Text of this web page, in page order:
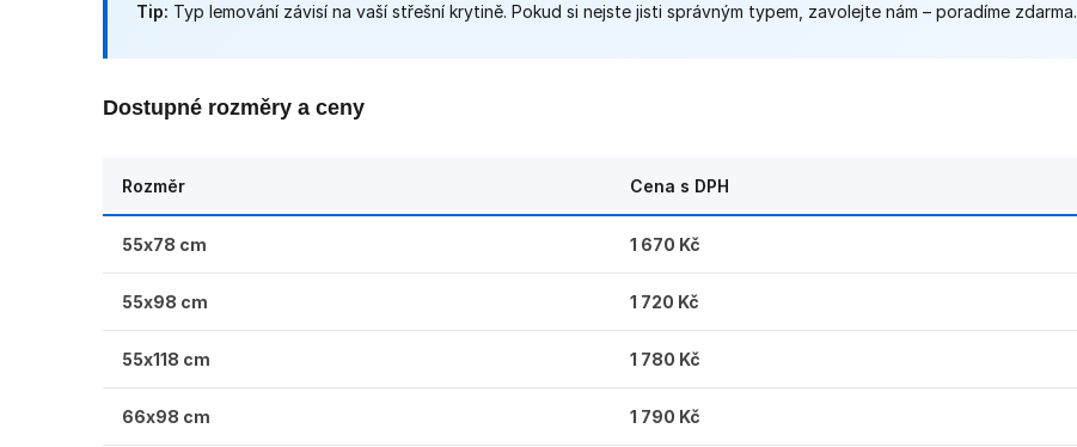
Tip: Typ lemování závisí na vaší střešní krytině. Pokud si nejste jisti správným typem, zavolejte nám – poradíme zdarma.
Dostupné rozměry a ceny
Rozměr Cena s DPH
55x78 cm 1 670 Kč
55x98 cm 1 720 Kč
55x118 cm 1 780 Kč
66x98 cm 1 790 Kč